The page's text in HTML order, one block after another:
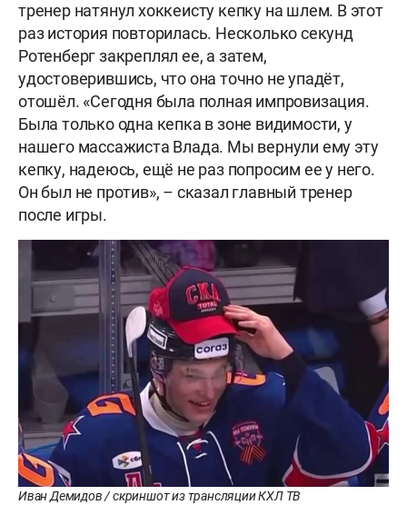
тренер натянул хоккеисту кепку на шлем. В этот
раз история повторилась. Несколько секунд
Ротенберг закреплял ее, а затем,
удостоверившись, что она точно не упадёт,
отошёл. «Сегодня была полная импровизация.
Была только одна кепка в зоне видимости, у
нашего массажиста Влада. Мы вернули ему эту
кепку, надеюсь, ещё не раз попросим ее у него.
Он был не против», – сказал главный тренер
после игры.
Иван Демидов / скриншот из трансляции КХЛ ТВ